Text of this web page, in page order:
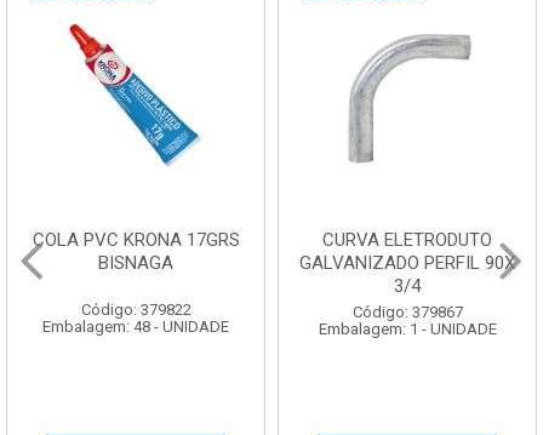
COLA PVC KRONA 17GRS
BISNAGA
Código: 379822
Embalagem: 48 - UNIDADE
CURVA ELETRODUTO
GALVANIZADO PERFIL 90X
3/4
Código: 379867
Embalagem: 1 - UNIDADE